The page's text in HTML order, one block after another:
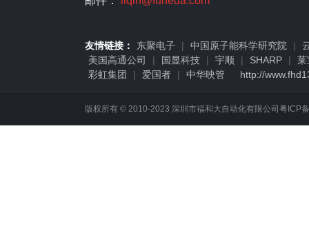
友情链接： 东聚电子 | 中国原子能科学研究院 |
美国高通公司
| 国显科技 | 宇顺 | SHARP |
莱
彩虹集团
| 爱国者 | 中华映管 http://
版权所有 © 2010-2023 深圳市福和大自动化有限公司 粤ICP